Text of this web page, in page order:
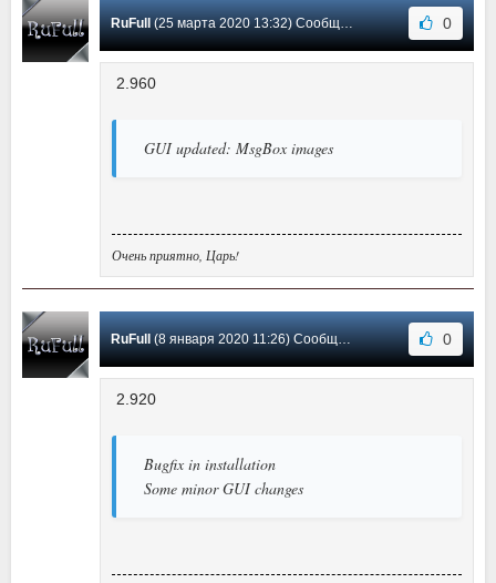
RuFull(25 марта 2020 13:32) Сообщение #34 0
2.960
GUI updated: MsgBox images
Очень приятно, Царь!
RuFull(8 января 2020 11:26) Сообщение #33 0
2.920
Bugfix in installation
Some minor GUI changes